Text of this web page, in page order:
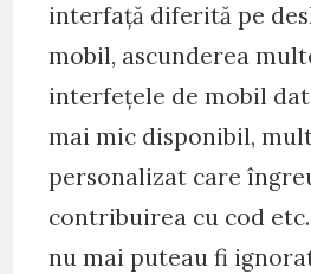
interfață diferită pe
mobil, ascunderea
interfețele de mobil
mai mic disponibil, mult
personalizat care
contribuirea cu cod
nu mai puteau fi